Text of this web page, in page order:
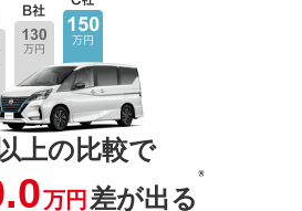
上の比較で
万円 差が出る
※